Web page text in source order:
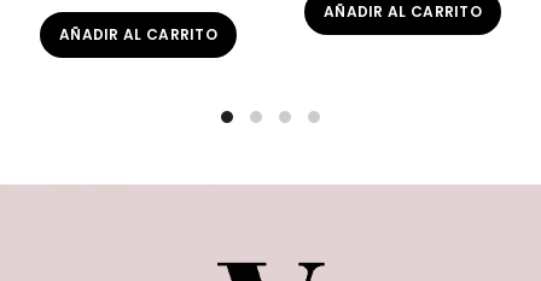
AÑADIR AL CARRITO
AÑADIR AL CARRITO